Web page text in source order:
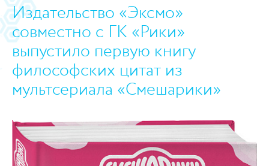
Издательство «Эксмо»
совместно с ГК «Рики»
выпустило первую книгу
философских цитат из
мультсериала «Смешарики»
https://www.high-endrolex.com/45